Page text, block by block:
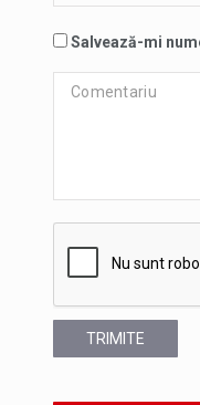
Salvează-mi
TRIMITE